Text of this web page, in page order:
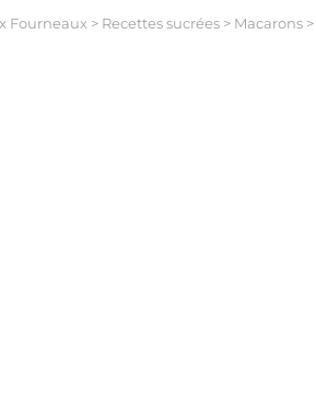
Fourneaux > Recettes sucrées > Macarons >